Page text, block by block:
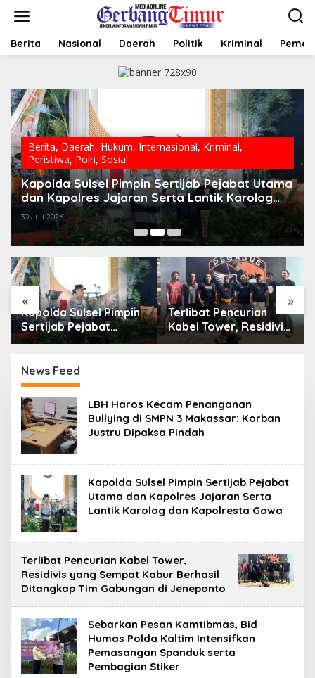
t
Berita Nasional Daerah Politik Kriminal
Berita, Daerah, Hukum, Internasional, Kriminal,
Peristiwa, Polri, Sosial
Kapolda Sulsel Pimpin Sertijab Pejabat Utama
dan Kapolres Jajaran Serta Lantik Karolog
dan Kapolresta Gowa
30 Juli 2026
« »
Kapolda Sulsel Pimpin
Sertijab Pejabat
Utama dan Kapolres
Karolog dan
Kapolresta Gowa
Terlibat Pencurian
Kabel Tower, Residivis
yang Sempat Kabur
News Feed
A
d
m
i
LBH Haros Kecam Penanganan
Bullying di SMPN 3 Makassar: Korban
Justru Dipaksa Pindah
Kapolda Sulsel Pimpin Sertijab Pejabat
Utama dan Kapolres Jajaran Serta
Lantik Karolog dan Kapolresta Gowa
Terlibat Pencurian Kabel Tower,
Residivis yang Sempat Kabur Berhasil
Ditangkap Tim Gabungan di Jeneponto
Sebarkan Pesan Kamtibmas, Bid
Humas Polda Kaltim Intensifkan
Pemasangan Spanduk serta
Pembagian Stiker